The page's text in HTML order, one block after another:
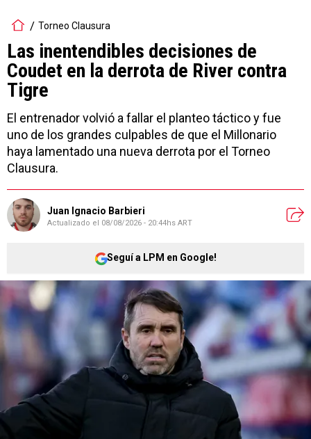
Torneo Clausura
Las inentendibles decisiones de
Coudet en la derrota de River contra
Tigre
El entrenador volvió a fallar el planteo táctico y fue
uno de los grandes culpables de que el Millonario
haya lamentado una nueva derrota por el Torneo
Clausura.
Juan Ignacio Barbieri
Actualizado el 08/08/2026 - 20:44hs ART
Seguí a LPM en Google!